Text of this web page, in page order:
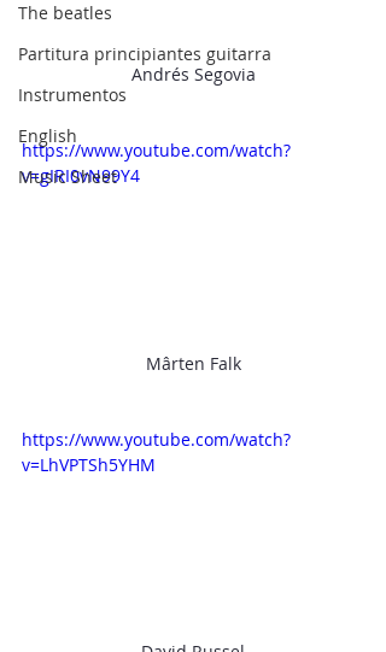
The beatles
Partitura principiantes guitarra
Instrumentos
English
Music Sheet
Andrés Segovia
https://www.youtube.com/watch?
v=gIRI0vN99Y4
Mârten Falk
https://www.youtube.com/watch?
v=LhVPTSh5YHM